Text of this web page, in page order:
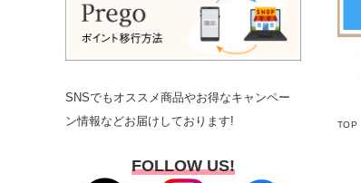
TOP
SNSでもオススメ商品やお得なキャンペー
ン情報などお届けしております!
FOLLOW US!